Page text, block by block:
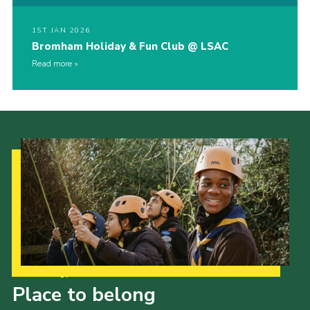
1ST JAN 2026
Bromham Holiday & Fun Club @ LSAC
Read more
Place to belong